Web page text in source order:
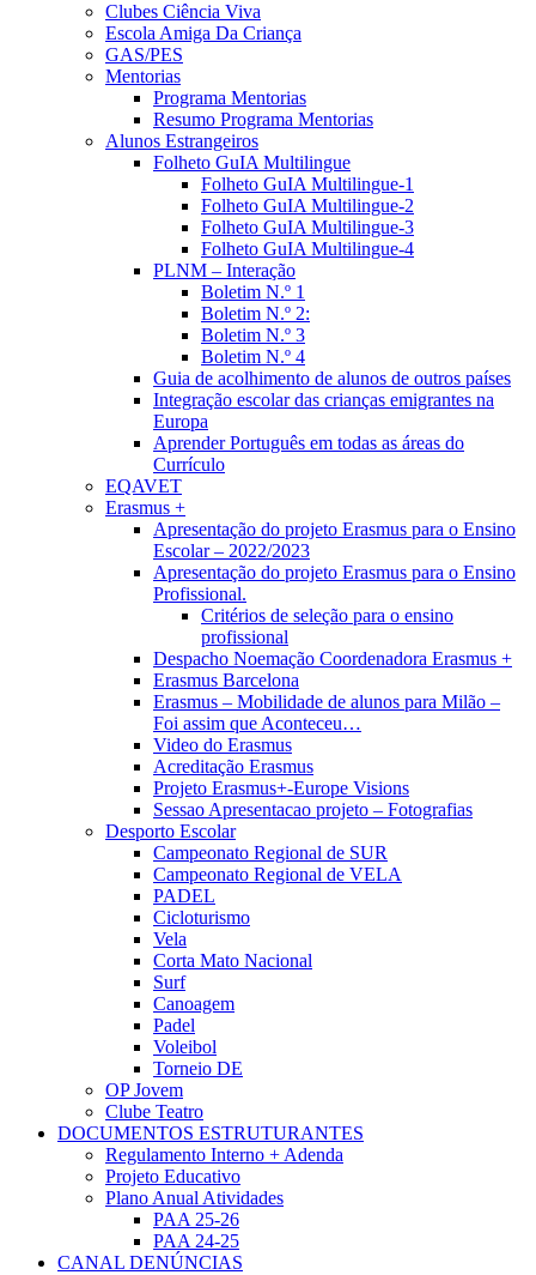
Clubes Ciência Viva
Escola Amiga Da Criança
GAS/PES
Mentorias
Programa Mentorias
Resumo Programa Mentorias
Alunos Estrangeiros
Folheto GuIA Multilingue
Folheto GuIA Multilingue-1
Folheto GuIA Multilingue-2
Folheto GuIA Multilingue-3
Folheto GuIA Multilingue-4
PLNM – Interação
Boletim N.º 1
Boletim N.º 2:
Boletim N.º 3
Boletim N.º 4
Guia de acolhimento de alunos de outros países
Integração escolar das crianças emigrantes na
Europa
Aprender Português em todas as áreas do
Currículo
EQAVET
Erasmus +
Apresentação do projeto Erasmus para o Ensino
Escolar – 2022/2023
Apresentação do projeto Erasmus para o Ensino
Profissional.
Critérios de seleção para o ensino
profissional
Despacho Noemação Coordenadora Erasmus +
Erasmus Barcelona
Erasmus – Mobilidade de alunos para Milão –
Foi assim que Aconteceu…
Video do Erasmus
Acreditação Erasmus
Projeto Erasmus+-Europe Visions
Sessao Apresentacao projeto – Fotografias
Desporto Escolar
Campeonato Regional de SUR
Campeonato Regional de VELA
PADEL
Cicloturismo
Vela
Corta Mato Nacional
Surf
Canoagem
Padel
Voleibol
Torneio DE
OP Jovem
Clube Teatro
DOCUMENTOS ESTRUTURANTES
Regulamento Interno + Adenda
Projeto Educativo
Plano Anual Atividades
PAA 25-26
PAA 24-25
CANAL DENÚNCIAS